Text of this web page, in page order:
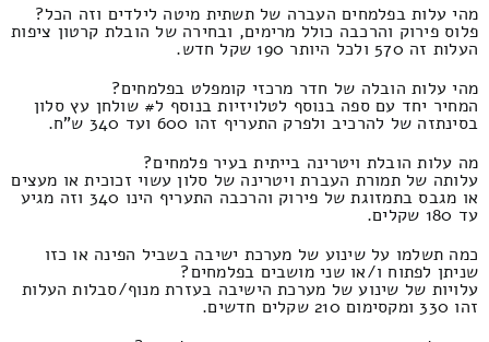
מהי עלות בפלמחים העברה של תשתית מיטה לילדים וזה הכל?
פלוס פירוק והרכבה כולל מרימים, ובחירה של הובלת קרטון ציפות
העלות זה 570 ולכל היותר 190 שקל חדש.
מהי עלות הובלה של חדר מרכזי קומפלט בפלמחים?
המחיר יחד עם ספה בנוסף לטלויזיות בנוסף ל# שולחן עץ סלון
בסינתזה של להרכיב ולפרק התעריף זהו 600 ועד 340 ש"ח.
מה עלות הובלת ויטרינה בייתית בעיר פלמחים?
עלותה של תמורת העברת ויטרינה של סלון עשוי זכוכית או מעצים
או מגבס בתמזוגת של פירוק והרכבה התעריף הינו 340 וזה מגיע
עד 180 שקלים.
כמה תשלמו על שינוע של מערכת ישיבה בשביל הפינה או כזו
שניתן לפתוח ו/או שני מושבים בפלמחים?
עלויות של שינוע של מערכת הישיבה בעזרת מנוף/סבלות העלות
זהו 330 ומקסימום 210 שקלים חדשים.